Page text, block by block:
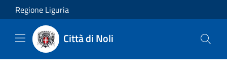
Salta al contenuto principale
Regione Liguria
Città di Noli